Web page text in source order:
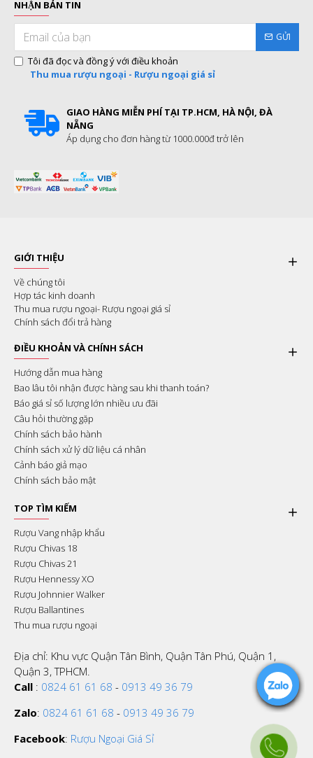
NHẬN BẢN TIN
GỬI
Tôi đã đọc và đồng ý với điều khoản
Thu mua rượu ngoại - Rượu ngoại giá sỉ
GIAO HÀNG MIỄN PHÍ TẠI TP.HCM, HÀ NỘI, ĐÀ
NẴNG
Áp dụng cho đơn hàng từ 1000.000đ trở lên
GIỚI THIỆU
Về chúng tôi
Hợp tác kinh doanh
Thu mua rượu ngoại- Rượu ngoại giá sỉ
Chính sách đổi trả hàng
ĐIỀU KHOẢN VÀ CHÍNH SÁCH
Hướng dẫn mua hàng
Bao lâu tôi nhận được hàng sau khi thanh toán?
Báo giá sỉ số lượng lớn nhiều ưu đãi
Câu hỏi thường gặp
Chính sách bảo hành
Chính sách xử lý dữ liệu cá nhân
Cảnh báo giả mạo
Chính sách bảo mật
TOP TÌM KIẾM
Rượu Vang nhập khẩu
Rượu Chivas 18
Rượu Chivas 21
Rượu Hennessy XO
Rượu Johnnier Walker
Rượu Ballantines
Thu mua rượu ngoại
Địa chỉ: Khu vực Quận Tân Bình, Quận Tân Phú, Quận 1,
Quận 3, TPHCM.
Call : 0824 61 61 68 - 0913 49 36 79
Zalo: 0824 61 61 68 - 0913 49 36 79
Facebook: Rượu Ngoại Giá Sỉ